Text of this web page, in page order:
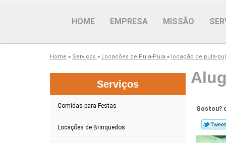
HOME EMPRESA MISSÃO
Home » Serviços » Locações de Pula-Pula » locação de pula-
Serviços
Comidas para Festas
Locações de Brinquedos
Gostou?